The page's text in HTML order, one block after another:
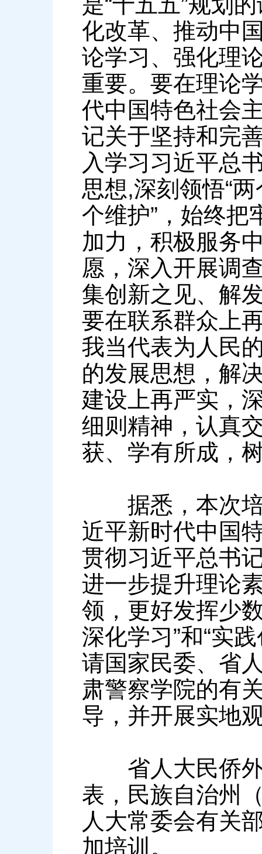
化改革、推动中
论学习、强化理
重要。要在理论
代中国特色社会
记关于坚持和完
入学习习近平总
思想,深刻领悟“
个维护”，始终把
加力，积极服务
愿，深入开展调
集创新之见、解
要在联系群众上
我当代表为人民
的发展思想，解
建设上再严实，
细则精神，认真
获、学有所成，
据悉，本次培
近平新时代中国
贯彻习近平总书
进一步提升理论
领，更好发挥少
深化学习”和“实
请国家民委、省
肃警察学院的有
导，并开展实地
省人大民侨外
表，民族自治州
人大常委会有关
加培训。